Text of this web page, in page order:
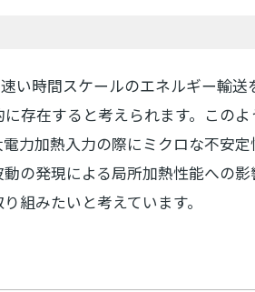
い時間スケールのエネルギー輸
存在すると考えられます。この
力加熱入力の際にミクロな不安
の発現による局所加熱性能への
組みたいと考えています。